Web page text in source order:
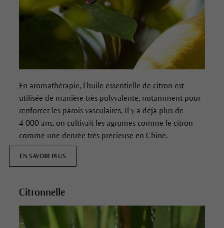
En aromathérapie, l’huile essentielle de citron est
utilisée de manière très polyvalente, notamment pour
renforcer les parois vasculaires. Il y a déjà plus de
4 000 ans, on cultivait les agrumes comme le citron
comme une denrée très précieuse en Chine.
EN SAVOIR PLUS
Citronnelle